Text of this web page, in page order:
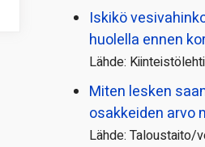
Iskikö
huolella ennen
Lähde: Kiinteistölehti
Miten lesken
osakkeiden arvo
Lähde: Taloustaito/